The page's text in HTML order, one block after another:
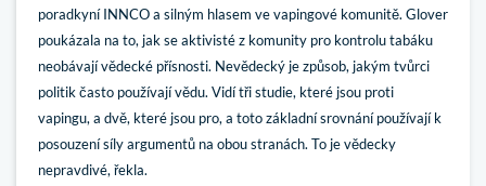
poradkyní INNCO a silným hlasem ve vapingové komunitě. Glover
poukázala na to, jak se aktivisté z komunity pro kontrolu tabáku
neobávají vědecké přísnosti. Nevědecký je způsob, jakým tvůrci
politik často používají vědu. Vidí tři studie, které jsou proti
vapingu, a dvě, které jsou pro, a toto základní srovnání používají k
posouzení síly argumentů na obou stranách. To je vědecky
nepravdivé, řekla.